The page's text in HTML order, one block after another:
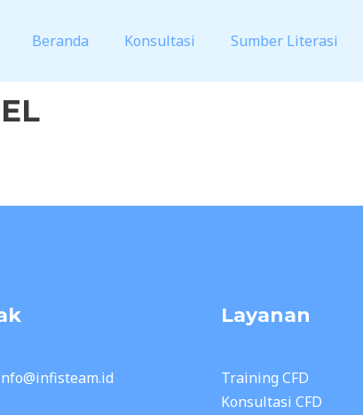
Beranda Konsultasi Sumber Literasi
Layanan
Training CFD
Konsultasi CFD